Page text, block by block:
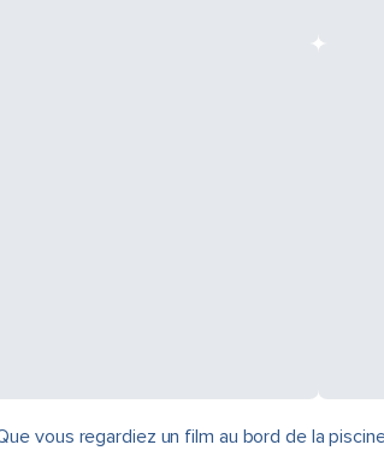
vous regardiez un film au bord de la